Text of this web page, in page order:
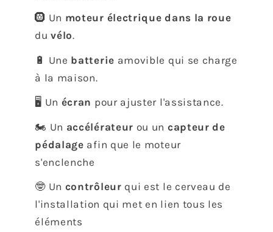
🛞 Un moteur électrique dans la roue
duvélo.
🔋 Une batterie amovible qui se charge
à la maison.
🖥️ Un écran pour ajuster l'assistance.
🏍️ Un accélérateur ou un capteur de
pédalage afin que le moteur
s'enclenche
🤓 Un contrôleur qui est le cerveau de
l'installation qui met en lien tous les
éléments